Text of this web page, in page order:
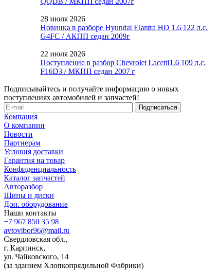
28 июля 2026
Новинка в разборе Hyundai Elantra HD 1.6 122 л.с.
G4FC / АКПП седан 2009г
22 июля 2026
Поступление в разбор Chevrolet Lacetti1.6 109 л.с.
F16D3 / МКПП седан 2007 г
Подписывайтесь и получайте информацию о новых
поступлениях автомобилей и запчастей!
Компания
О компании
Новости
Партнерам
Условия доставки
Гарантия на товар
Конфиденциальность
Каталог запчастей
Авторазбор
Шины и диски
Доп. оборудование
Наши контакты
+7 967 850 35 98
avtovibor96@mail.ru
Свердловская обл.,
г. Карпинск,
ул. Чайковского, 14
(за зданием Хлопкопрядильной Фабрики)